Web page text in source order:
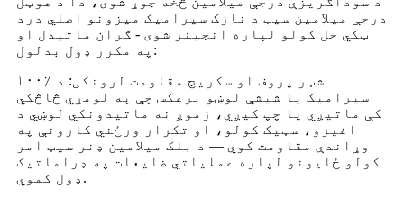
درجې میلامین سیټ د نازک سیرامیک میزونو اصلي درد
ټکي حل کولو لپاره انجینر شوی - ګران ماتیدل او
په مکرر ډول بدلول:
۱۰۰٪ شټر پروف او سکریچ مقاومت لرونکی: د
سیرامیک یا شیشې لوښو برعکس چې په لومړي څاڅکي
کې ماتیږي یا چپ کیږي، زموږ نه ماتیدونکي لوښي د
اغیزو، سټیک کولو، او تکرار ورځني کارونې په
وړاندې مقاومت کوي — د بلک میلامین ډنر سیټ امر
کولو ځایونو لپاره عملیاتي ضایعات په ډراماتیک
ډول کموي.